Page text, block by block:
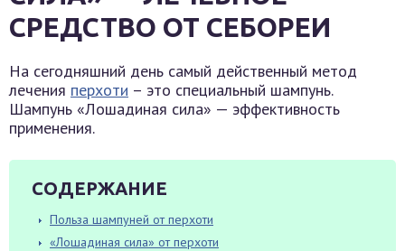
СРЕДСТВО ОТ СЕБОРЕИ
На сегодняшний день самый действенный метод
лечения перхоти – это специальный шампунь.
Шампунь «Лошадиная сила» — эффективность
применения.
СОДЕРЖАНИЕ
Польза шампуней от перхоти
«Лошадиная сила» от перхоти